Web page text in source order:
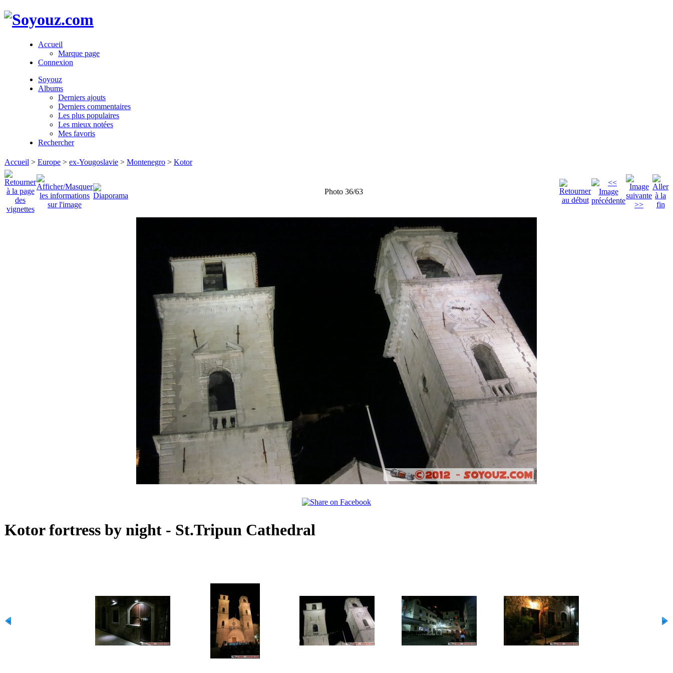
Accueil
Marque page
Connexion
Soyouz
Albums
Derniers ajouts
Derniers commentaires
Les plus populaires
Les mieux notées
Mes favoris
Rechercher
Accueil > Europe > ex-Yougoslavie > Montenegro > Kotor
Photo 36/63
Kotor fortress by night - St.Tripun Cathedral